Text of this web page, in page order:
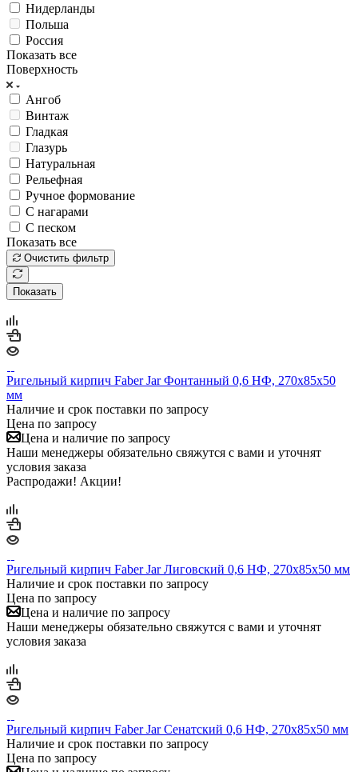
Нидерланды
Польша
Россия
Показать все
Поверхность
Ангоб
Винтаж
Гладкая
Глазурь
Натуральная
Рельефная
Ручное формование
С нагарами
С песком
Показать все
Очистить фильтр
Показать
Ригельный кирпич Faber Jar Фонтанный 0,6 НФ, 270х85х50
мм
Наличие и срок поставки по запросу
Цена по запросу
Цена и наличие по запросу
Наши менеджеры обязательно свяжутся с вами и уточнят
условия заказа
Распродажи! Акции!
Ригельный кирпич Faber Jar Лиговский 0,6 НФ, 270х85х50 мм
Наличие и срок поставки по запросу
Цена по запросу
Цена и наличие по запросу
Наши менеджеры обязательно свяжутся с вами и уточнят
условия заказа
Ригельный кирпич Faber Jar Сенатский 0,6 НФ, 270х85х50 мм
Наличие и срок поставки по запросу
Цена по запросу